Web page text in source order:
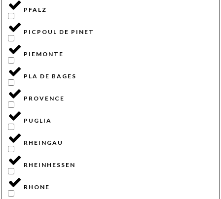
PFALZ
PICPOUL DE PINET
PIEMONTE
PLA DE BAGES
PROVENCE
PUGLIA
RHEINGAU
RHEINHESSEN
RHONE